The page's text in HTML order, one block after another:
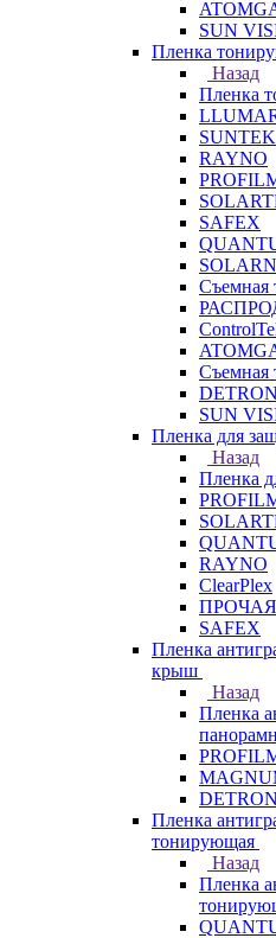
SUN
Пленка
Назад
Пленка
SUNTEK
RAYNO
SAFEX
Съемная
Съемная
SUN
Пленка для
Назад
Пленка
RAYNO
ClearPlex
ПРОЧАЯ
SAFEX
Пленка
крыш
Назад
Пленка
Пленка
тонирующая
Назад
Пленка